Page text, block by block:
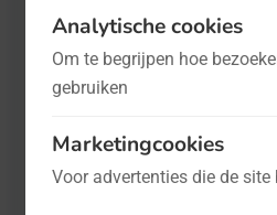
echt goed wilt doen gaat
een emmer water
woestijn.
Meer informatie vindt u op
Analytische cookies
Om te begrijpen hoe
gebruiken
Marketingcookies
Voor advertenties die de site